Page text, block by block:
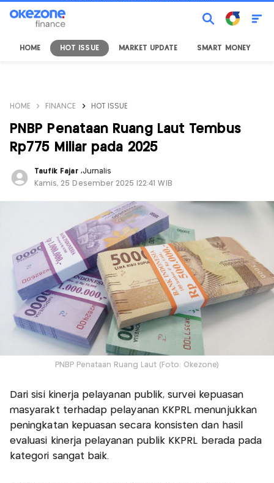
HOME HOT ISSUE MARKET UPDATE SMART MONEY
HOME FINANCE HOT ISSUE
PNBP Penataan Ruang Laut Tembus
Rp775 Miliar pada 2025
Taufik Fajar ,Jurnalis
Kamis, 25 Desember 2025 |22:41 WIB
PNBP Penataan Ruang Laut (Foto: Okezone)
Dari sisi kinerja pelayanan publik, survei kepuasan
masyarakt terhadap pelayanan KKPRL menunjukkan
peningkatan kepuasan secara konsisten dan hasil
evaluasi kinerja pelayanan publik KKPRL berada pada
kategori sangat baik.